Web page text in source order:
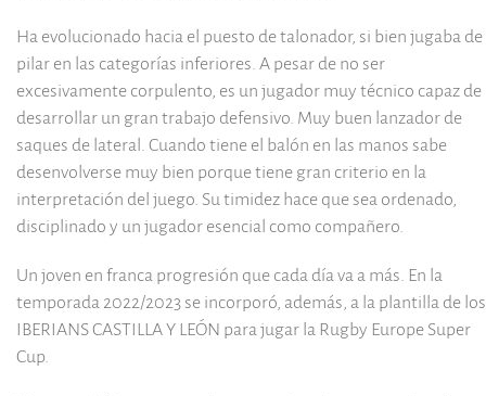
Ha evolucionado hacia el puesto de talonador, si bien jugaba de
pilar en las categorías inferiores. A pesar de no ser
excesivamente corpulento, es un jugador muy técnico capaz de
desarrollar un gran trabajo defensivo. Muy buen lanzador de
saques de lateral. Cuando tiene el balón en las manos sabe
desenvolverse muy bien porque tiene gran criterio en la
interpretación del juego. Su timidez hace que sea ordenado,
disciplinado y un jugador esencial como compañero.
Un joven en franca progresión que cada día va a más. En la
temporada 2022/2023 se incorporó, además, a la plantilla de los
IBERIANS CASTILLA Y LEÓN para jugar la Rugby Europe Super
Cup.